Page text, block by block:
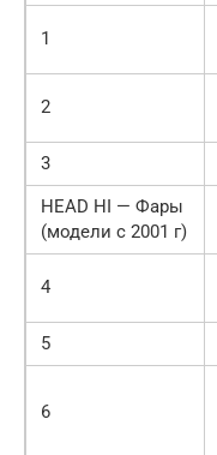
1
2
3
HEAD HI — Фары
(модели с 2001 г)
4
5
6